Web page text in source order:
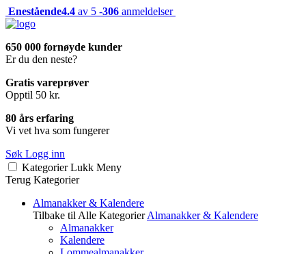
Enestående4.4 av 5 -306 anmeldelser
650 000 fornøyde kunder
Er du den neste?
Gratis vareprøver
Opptil 50 kr.
80 års erfaring
Vi vet hva som fungerer
Søk Logg inn
Kategorier Lukk Meny
Terug Kategorier
Almanakker & Kalendere
Tilbake til Alle Kategorier Almanakker & Kalendere
Almanakker
Kalendere